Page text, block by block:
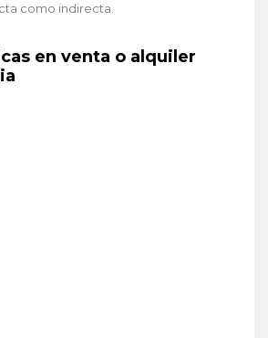
como indirecta.
en venta o alquiler